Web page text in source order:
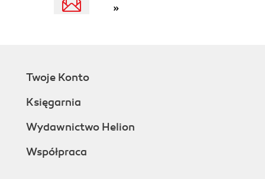
»
Twoje Konto
Księgarnia
Wydawnictwo Helion
Współpraca